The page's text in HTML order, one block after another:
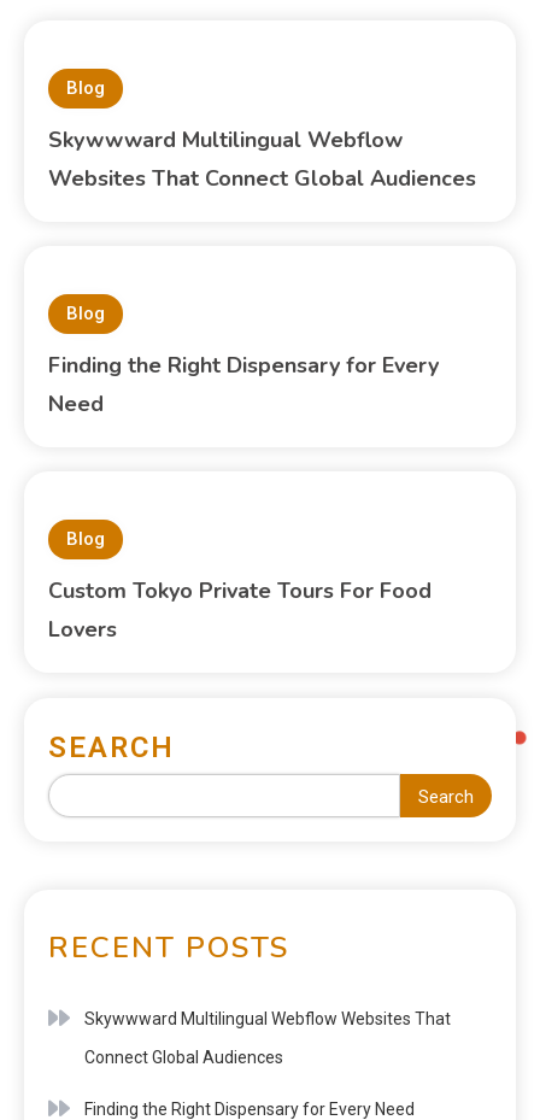
Blog
Skywwward Multilingual Webflow
Websites That Connect Global Audiences
Blog
Finding the Right Dispensary for Every
Need
Blog
Custom Tokyo Private Tours For Food
Lovers
SEARCH
Search
RECENT POSTS
Skywwward Multilingual Webflow Websites That
Connect Global Audiences
Finding the Right Dispensary for Every Need